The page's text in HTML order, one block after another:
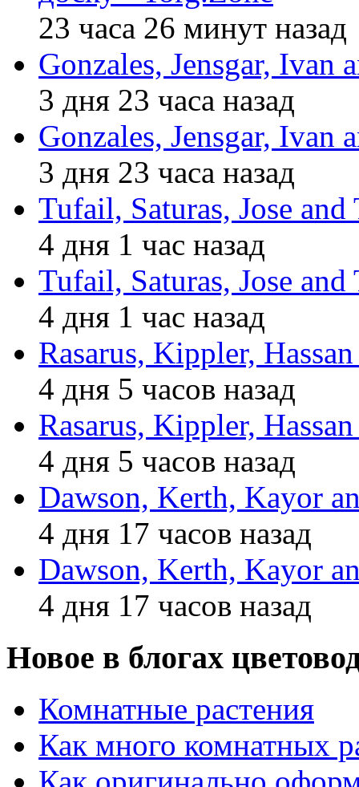
23 часа 26 минут назад
Gonzales, Jensgar, Ivan
3 дня 23 часа назад
Gonzales, Jensgar, Ivan
3 дня 23 часа назад
Tufail, Saturas, Jose
4 дня 1 час назад
Tufail, Saturas, Jose
4 дня 1 час назад
Rasarus, Kippler,
4 дня 5 часов назад
Rasarus, Kippler,
4 дня 5 часов назад
Dawson, Kerth, Kayor
4 дня 17 часов назад
Dawson, Kerth, Kayor
4 дня 17 часов назад
Новое в блогах
Комнатные растения
Как много комнатных